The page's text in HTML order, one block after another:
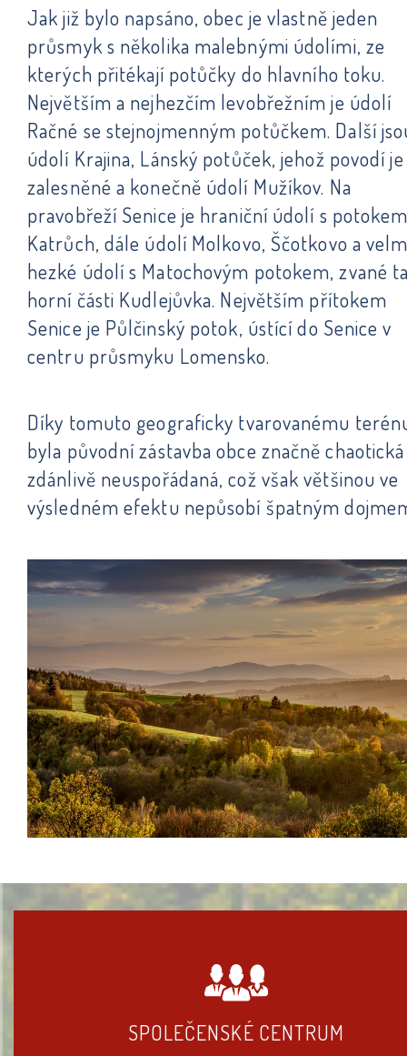
Jak již bylo napsáno, obec je vlastně jeden
průsmyk s několika malebnými údolími, ze
kterých přitékají potůčky do hlavního toku.
Největším a nejhezčím levobřežním je údolí
Račné se stejnojmenným potůčkem. Další
údolí Krajina, Lánský potůček, jehož povodí
zalesněné a konečně údolí Mužíkov. Na
pravobřeží Senice je hraniční údolí s
Katrůch, dále údolí Molkovo, Ščotkovo a
hezké údolí s Matochovým potokem, zvané
horní části Kudlejůvka. Největším přítokem
Senice je Půlčinský potok, ústící do Senice v
centru průsmyku Lomensko.
Díky tomuto geograficky tvarovanému
byla původní zástavba obce značně
zdánlivě neuspořádaná, což však většinou ve
výsledném efektu nepůsobí špatným
SPOLEČENSKÉ CENTRUM